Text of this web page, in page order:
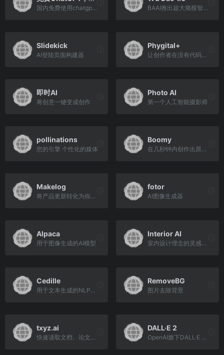
国内免费使用chatgpt 4.0 中文软件 BAAI推出超大规模智能模型
Slidekick
AI登陆页面构建器
Phygital+
让创作者在没有代码的情况下使用神经网络
即时AI
将创意一键变成创作
Photo AI
第一个人工智能摄影师
pollinations
您的引擎 个性化的媒体
Boomy
在几秒钟内创作出原创歌曲
Makelog
将产品更新转化为你最有力的资产
fotor
AI图像生成器
Alpaca
用于图像生成的AI模型
Interior AI
室内设计理念的灵感，以及使用人工智能的虚拟分期应用程序
Cedille
用于文本生成的NLP平台
RemoveBG
图片去除背景
txyz.ai
快速读取文档、论文内容
DALL·E 2
OpenAI旗下DALL·E 2模型，可以从自然语言的描述中创造出现实的图像和艺术